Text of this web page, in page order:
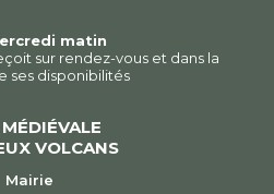
matin
sur rendez-vous et dans la
ses disponibilités
VOLCANS
Mairie